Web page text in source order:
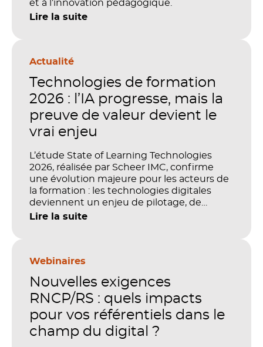
et à l’innovation pédagogique.
Lire la suite
Actualité
Technologies de formation
2026 : l’IA progresse, mais la
preuve de valeur devient le
vrai enjeu
L’étude State of Learning Technologies
2026, réalisée par Scheer IMC, confirme
une évolution majeure pour les acteurs de
la formation : les technologies digitales
deviennent un enjeu de pilotage, de
performance et de preuve de valeur. IA,
stratégique. Mais comment démontrer
investissements sur les compétences, la
productivité et la performance des
Lire la suite
Webinaires
Nouvelles exigences
RNCP/RS : quels impacts
pour vos référentiels dans le
champ du digital ?